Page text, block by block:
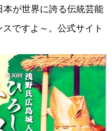
本が世界に誇る伝統芸能
ですよ～。公式サイト